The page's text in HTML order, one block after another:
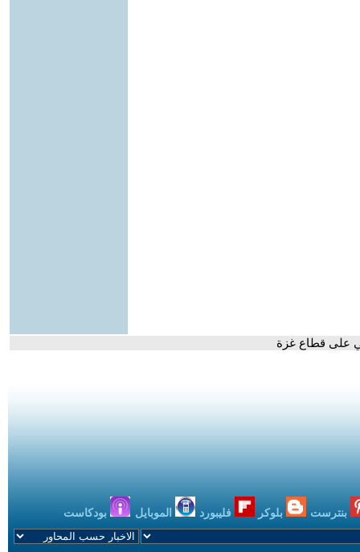
على قطاع غزة
بنترست بلوكر فليبورد الموبايل بودكاست